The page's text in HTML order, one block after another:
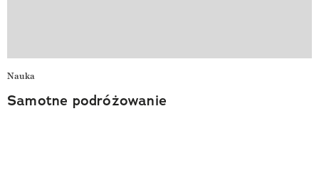
Nauka
Samotne podróżowanie